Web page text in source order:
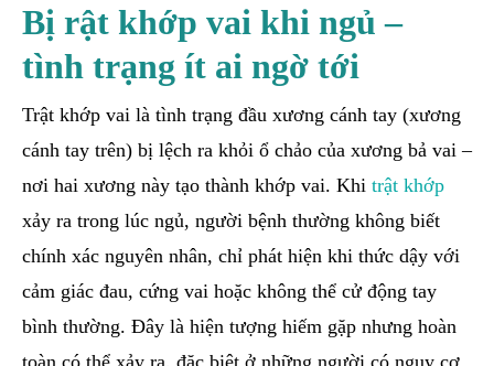
Bị rật khớp vai khi ngủ –
tình trạng ít ai ngờ tới
Trật khớp vai là tình trạng đầu xương cánh tay (xương
cánh tay trên) bị lệch ra khỏi ổ chảo của xương bả vai –
nơi hai xương này tạo thành khớp vai. Khi trật khớp
xảy ra trong lúc ngủ, người bệnh thường không biết
chính xác nguyên nhân, chỉ phát hiện khi thức dậy với
cảm giác đau, cứng vai hoặc không thể cử động tay
bình thường. Đây là hiện tượng hiếm gặp nhưng hoàn
toàn có thể xảy ra, đặc biệt ở những người có nguy cơ